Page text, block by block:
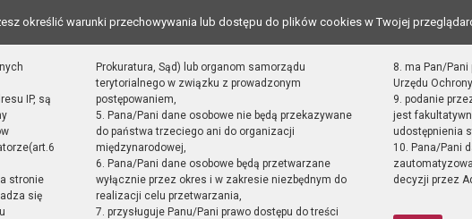
określić warunki przechowywania lub dostępu do plików cookies w Twojej
IP, są
stronie
się
Prokuratura, Sąd) lub organom samorządu
terytorialnego w związku z prowadzonym
postępowaniem,
5. Pana/Pani dane osobowe nie będą przekazywane
do państwa trzeciego ani do organizacji
międzynarodowej,
6. Pana/Pani dane osobowe będą przetwarzane
wyłącznie przez okres i w zakresie niezbędnym do
realizacji celu przetwarzania,
7. przysługuje Panu/Pani prawo dostępu do treści
8. ma Pan/
Urzędu
9. podanie
jest
udostępnienia
10. Pana/Pani
decyzji przez